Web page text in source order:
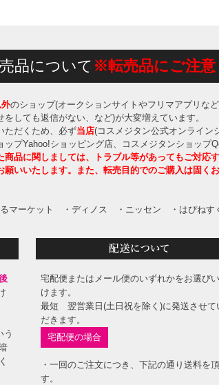
品について ※転売品にご注
のショップ(オークションサイトやフリマアプリな
しても返信がない、など)が大変増えています。
ただくため、必ず当店(コスメジタン公式オンライン
プYahoo!ショッピング店、コスメジタンショップ
品に関しましては、トラブル等があってもご対応
いいたします。また、転売目的でのご購入は固くお
マーケット ・ディノス ・ニッセン ・はぴねす
う
宅配便またはメール便のいずれかをお選び
けます。
最短 翌営業日(土日祝を除く)に発送させて
だきます。
宅配便の場合
・一回のご注文につき、下記の通り送料を
す。